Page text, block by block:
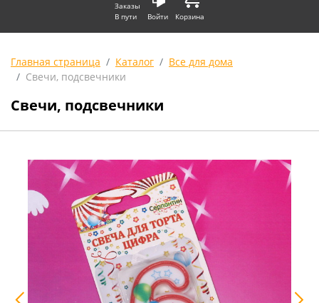
Заказы
В пути
Войти Корзина
Главная страница Каталог
Все для дома
Свечи, подсвечники
Свечи, подсвечники